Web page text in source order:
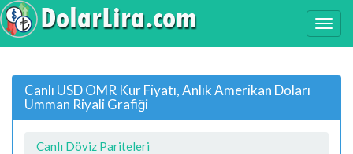
Canlı USD OMR Kur Fiyatı, Anlık Amerikan Doları
Umman Riyali Grafiği
Canlı Döviz Pariteleri